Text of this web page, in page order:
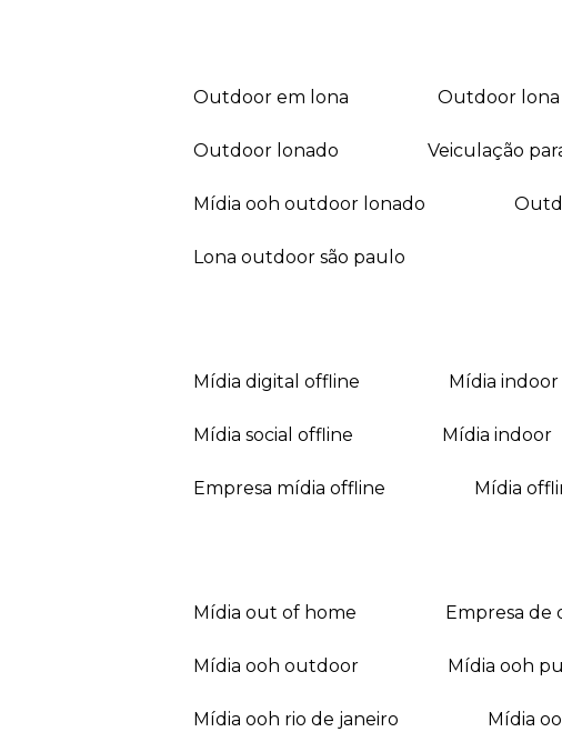
outdoor em lona outdoor lona
outdoor lonado veiculação
mídia ooh outdoor lonado
lona outdoor são paulo
mídia digital offline mídia
mídia social offline mídia indoor
empresa mídia offline mídia
mídia out of home empresa de
mídia ooh outdoor mídia ooh
mídia ooh rio de janeiro mídia